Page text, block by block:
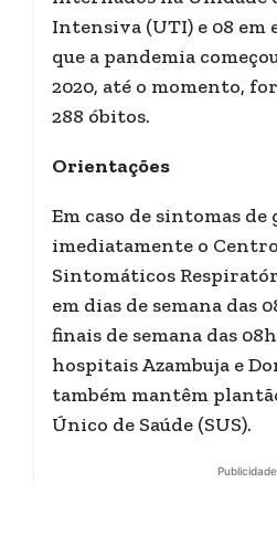
Intensiva (UTI) e 08 em
que a pandemia
2020, até o momento,
288 óbitos.
Orientações
Em caso de sintomas
imediatamente o
Sintomáticos
em dias de semana das
finais de semana das
hospitais Azambuja e
também mantêm
Único de Saúde (SUS).
Publicidade